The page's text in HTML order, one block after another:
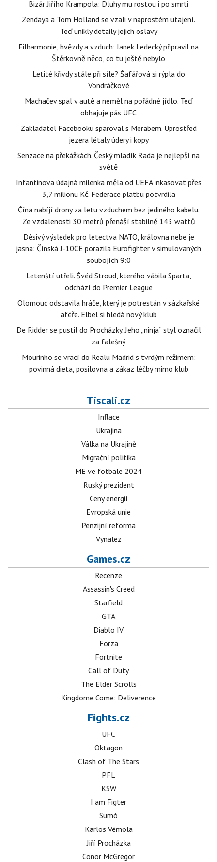
Bizár Jiřího Krampola: Dluhy mu rostou i po smrti
Zendaya a Tom Holland se vzali v naprostém utajení.
Teď unikly detaily jejich oslavy
Filharmonie, hvězdy a vzduch: Janek Ledecký připravil na
Štěrkovně něco, co tu ještě nebylo
Letité křivdy stále při síle? Šafářová si rýpla do
Vondráčkové
Machačev spal v autě a neměl na pořádné jídlo. Teď
obhajuje pás UFC
Zakladatel Facebooku sparoval s Merabem. Uprostřed
jezera létaly údery i kopy
Senzace na překážkách. Český mladík Rada je nejlepší na
světě
Infantinova údajná milenka měla od UEFA inkasovat přes
3,7 milionu Kč. Federace platbu potvrdila
Čína nabíjí drony za letu vzduchem bez jediného kabelu.
Ze vzdálenosti 30 metrů přenáší stabilně 143 wattů
Děsivý výsledek pro letectva NATO, královna nebe je
jasná: Čínská J-10CE porazila Eurofighter v simulovaných
soubojích 9:0
Letenští utřeli. Švéd Stroud, kterého vábila Sparta,
odchází do Premier League
Olomouc odstavila hráče, který je potrestán v sázkařské
aféře. Elbel si hledá nový klub
De Ridder se pustil do Procházky. Jeho „ninja“ styl označil
za falešný
Mourinho se vrací do Realu Madrid s tvrdým režimem:
povinná dieta, posilovna a zákaz léčby mimo klub
Tiscali.cz
Inflace
Ukrajina
Válka na Ukrajině
Migrační politika
ME ve fotbale 2024
Ruský prezident
Ceny energií
Evropská unie
Penzijní reforma
Vynález
Games.cz
Recenze
Assassin's Creed
Starfield
GTA
Diablo IV
Forza
Fortnite
Call of Duty
The Elder Scrolls
Kingdome Come: Deliverence
Fights.cz
UFC
Oktagon
Clash of The Stars
PFL
KSW
I am Figter
Sumó
Karlos Vémola
Jiří Procházka
Conor McGregor